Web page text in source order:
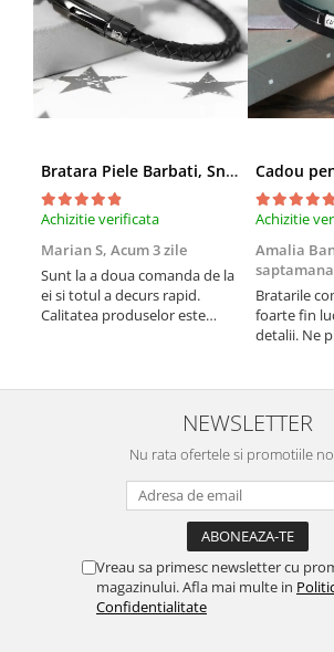
Bratara Piele Barbati, Snur Impletit si Inox Negru Cromat
Achizitie verificata
Marian S, Acum 3 zile
Sunt la a doua comanda de la
ei si totul a decurs rapid.
Calitatea produselor este
Achizitie
Amalia
saptamana
Bratarile
foarte fin
detalii. Ne
NEWSLETTER
Nu rata ofertele si promotiile
Vreau sa primesc newsletter cu
magazinului. Afla mai multe in
Confidentialitate